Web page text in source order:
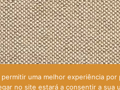
uma melhor experiência por
no site estará a consentir a sua